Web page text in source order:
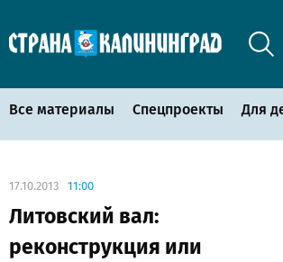
Все материалы Спецпроекты Для
17.10.2013 11:00
Литовский вал:
реконструкция или